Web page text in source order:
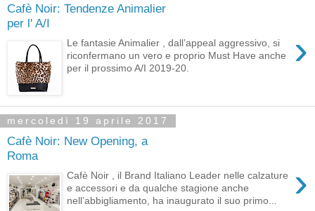
Cafè Noir: Tendenze Animalier
per l' A/I
›
Le fantasie Animalier , dall’appeal aggressivo, si
riconfermano un vero e proprio Must Have anche
per il prossimo A/I 2019-20.
mercoledì 19 aprile 2017
Cafè Noir: New Opening, a
Roma
›
Cafè Noir , il Brand Italiano Leader nelle calzature
e accessori e da qualche stagione anche
nell’abbigliamento, ha inaugurato il suo primo...